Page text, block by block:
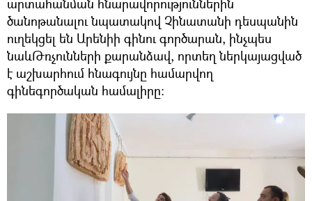
արտահանման հնարավորություններին
ծանոթանալու նպատակով Չինատանի դեսպանին
ուղեկցել են Արենիի գինու գործարան, ինչպես
նաևԹռչունների քարանձավ, որտեղ ներկայացված
է աշխարհում հնագույնը համարվող
գինեգործական համալիրը։